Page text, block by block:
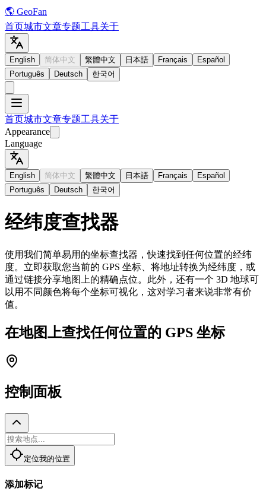
🌎 GeoFan
首页城市文章专题工具关于
English 简体中文 繁體中文 日本語 Français
Español
Português
Deutsch 한국어
首页城市文章专题工具关于
Appearance
Language
English 简体中文 繁體中文 日本語 Français
Español
Português
Deutsch 한국어
经纬度查找器
使用我们简单易用的坐标查找器，快速找到任何位置的经纬
度。立即获取您当前的 GPS 坐标、将地址转换为经纬度，或
通过链接分享地图上的精确点位。此外，还有一个 3D 地球可
以用不同颜色将每个坐标可视化，这对学习者来说非常有价
值。
在地图上查找任何位置的 GPS 坐标
控制面板
定位我的位置
添加标记